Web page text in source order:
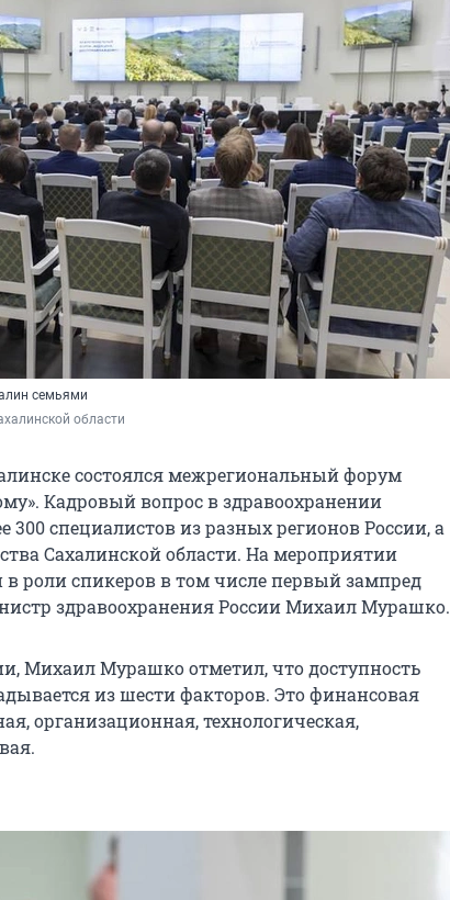
семьями
области
состоялся межрегиональный форум
Кадровый вопрос в здравоохранении
300 специалистов из разных регионов России, а
Сахалинской области. На мероприятии
роли спикеров в том числе первый зампред
здравоохранения России Михаил Мурашко.
Михаил Мурашко отметил, что доступность
из шести факторов. Это финансовая
организационная, технологическая,